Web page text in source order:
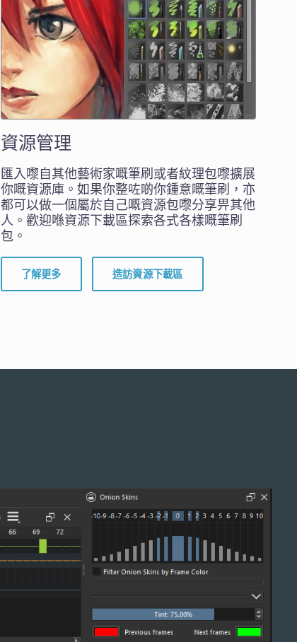
資源管理
匯入嚟自其他藝術家嘅筆刷或者紋理包嚟擴展
你嘅資源庫。如果你整咗啲你鍾意嘅筆刷，亦
都可以做一個屬於自己嘅資源包嚟分享畀其他
人。歡迎喺資源下載區探索各式各樣嘅筆刷
包。
了解更多 造訪資源下載區